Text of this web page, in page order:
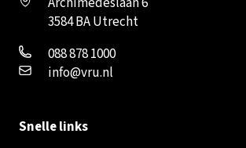
3584 BA Utrecht
088 878 1000
info@vru.nl
Snelle links